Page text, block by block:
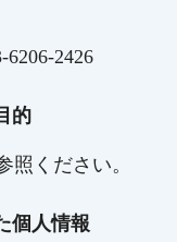
6206-2426
的
照ください。
個人情報